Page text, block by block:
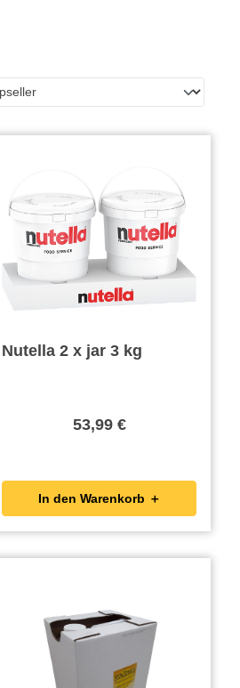
Nutella 2 x jar 3 kg
53,99 €
In den Warenkorb ＋